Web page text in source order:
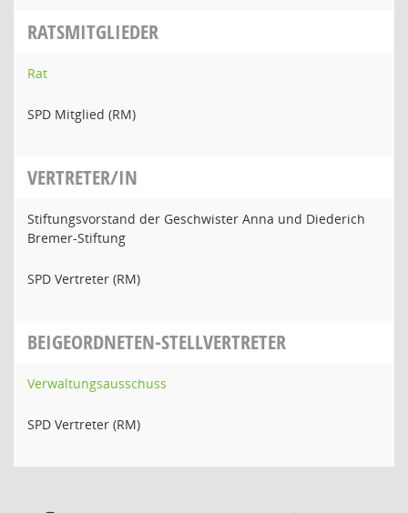
RATSMITGLIEDER
Rat
SPD Mitglied (RM)
VERTRETER/IN
Stiftungsvorstand der Geschwister Anna und Diederich
Bremer-Stiftung
SPD Vertreter (RM)
BEIGEORDNETEN-STELLVERTRETER
Verwaltungsausschuss
SPD Vertreter (RM)